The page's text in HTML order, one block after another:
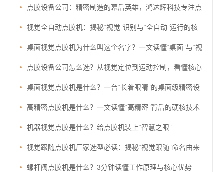
点胶设备公司：精密制造的幕后英雄，鸿达辉科技专注点
胶自动化十余年
视觉全自动点胶机：揭秘“视觉”识别与“全自动”运行的核
心技术逻辑
桌面视觉点胶机为什么叫这个名字？一文读懂“桌面”与“视
觉”的含义
点胶设备公司怎么选？从视觉定位到运动控制，看懂核心
技术才不踩坑
桌面视觉点胶机是什么？一台“长着眼睛”的桌面级精密设
备 高精密点胶机是什么？一文读懂“高精密”背后的硬核技术
机器视觉点胶是什么？给点胶机装上“智慧之眼”
视觉跟随点胶机厂家选型必读：揭秘“视觉跟随”命名由来
与核心选厂指标
螺杆阀点胶机是什么？3分钟读懂工作原理与核心优势